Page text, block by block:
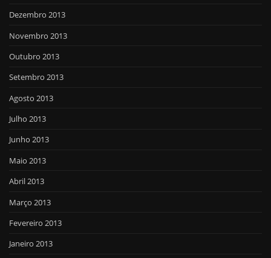
Dezembro 2013
Novembro 2013
Outubro 2013
Setembro 2013
Agosto 2013
Julho 2013
Junho 2013
Maio 2013
Abril 2013
Março 2013
Fevereiro 2013
Janeiro 2013